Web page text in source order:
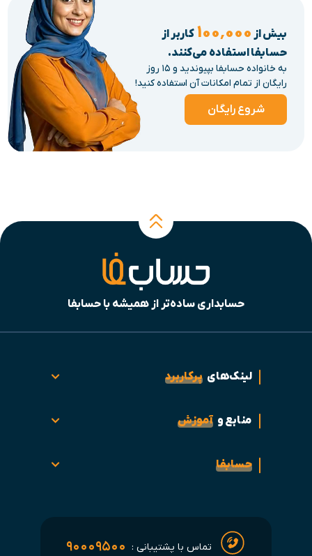
بیش از ۱۰۰٬۰۰۰ کاربر از
حسابفا استفاده می‌کنند.
به خانواده حسابفا بپیوندید و ۱۵ روز
رایگان از تمام امکانات آن استفاده کنید!
شروع رایگان
حسابداری ساده‌تر از همیشه با حسابفا
لینک‌های پرکاربرد
منابع و آموزش
حسابفا
تماس با پشتیبانی : ۹۰۰۰۹۵۰۰